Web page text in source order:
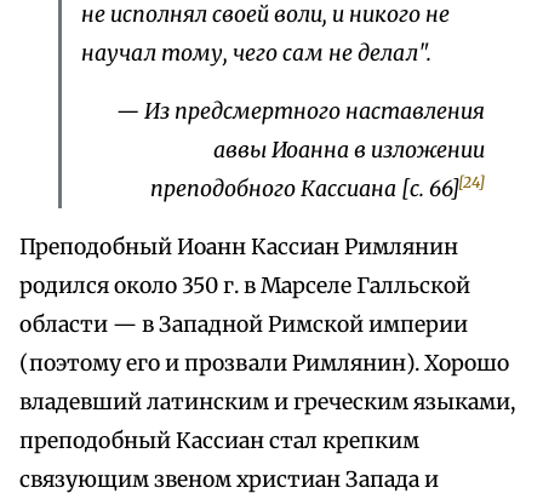
не исполнял своей воли, и никого не
научал тому, чего сам не делал".
— Из предсмертного наставления
аввы Иоанна в изложении
преподобного Кассиана [с. 66][24]
Преподобный Иоанн Кассиан Римлянин
родился около 350 г. в Марселе Галльской
области — в Западной Римской империи
(поэтому его и прозвали Римлянин). Хорошо
владевший латинским и греческим языками,
преподобный Кассиан стал крепким
связующим звеном христиан Запада и